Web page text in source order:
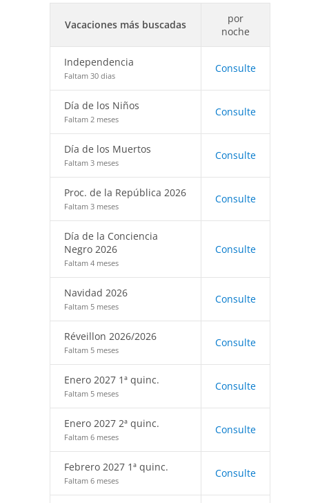
Vacaciones más buscadas
por
noche
Independencia
Faltam 30 dias
Consulte
Día de los Niños
Faltam 2 meses
Consulte
Día de los Muertos
Faltam 3 meses
Consulte
Proc. de la República 2026
Faltam 3 meses
Consulte
Día de la Conciencia
Negro 2026
Faltam 4 meses
Consulte
Navidad 2026
Faltam 5 meses
Consulte
Réveillon 2026/2026
Faltam 5 meses
Consulte
Enero 2027 1ª quinc.
Faltam 5 meses
Consulte
Enero 2027 2ª quinc.
Faltam 6 meses
Consulte
Febrero 2027 1ª quinc.
Faltam 6 meses
Consulte